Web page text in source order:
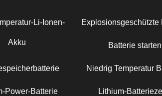
Li-Ionen-
Akku
Explosionsgeschützte
Batterie starten
Niedrig Temperatur
Power-Batterie Lithium-